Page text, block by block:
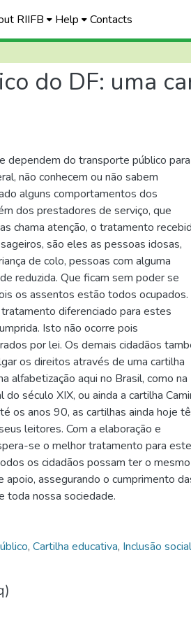
RIIFB Help Contacts
do DF: uma
dependem do transporte público
não conhecem ou não sabem
alguns comportamentos dos
dos prestadores de serviço, que
chama atenção, o tratamento
são eles as pessoas idosas,
de colo, pessoas com alguma
reduzida. Que ficam sem poder se
os assentos estão todos
diferenciado para estes
Isto não ocorre pois
por lei. Os demais cidadãos
os direitos através de uma cartilha
alfabetização aqui no Brasil, como na
século XIX, ou ainda a cartilha
os anos 90, as cartilhas ainda hoje
leitores. Com a elaboração e
se o melhor tratamento para
os cidadãos possam ter o mesmo
assegurando o cumprimento
toda nossa sociedade.
, Cartilha educativa, Inclusão social